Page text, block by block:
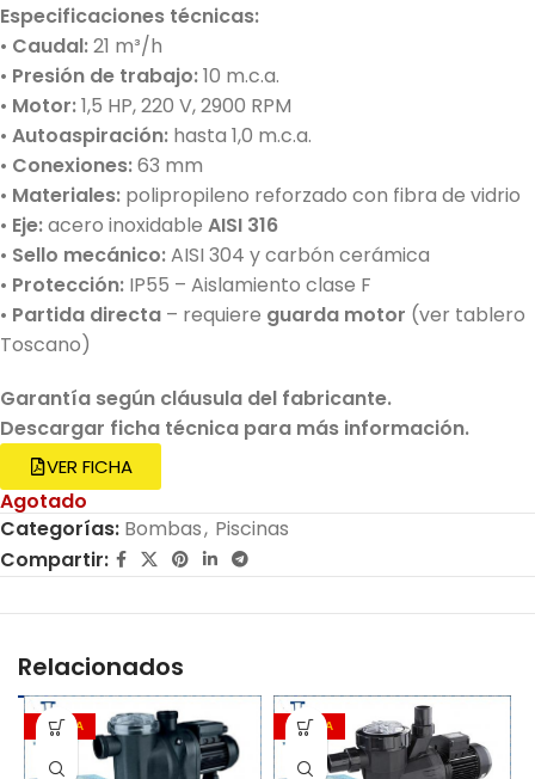
Especificaciones técnicas:
• Caudal:21 m³/h
• Presión de trabajo:10 m.c.a.
• Motor:1,5 HP, 220 V, 2900 RPM
• Autoaspiración: hasta 1,0 m.c.a.
• Conexiones:63 mm
• Materiales: polipropileno reforzado con fibra de vidrio
• Eje:acero inoxidable AISI 316
• Sello mecánico:AISI 304 y carbón cerámica
• Protección: IP55 – Aislamiento clase F
• Partida directa – requiere guarda motor (ver tablero
Toscano)
Garantía según cláusula del fabricante.
Descargar ficha técnica para más información.
VER FICHA
Agotado
Categorías: Bombas, Piscinas
Compartir:
Relacionados
OFERTA OFERTA